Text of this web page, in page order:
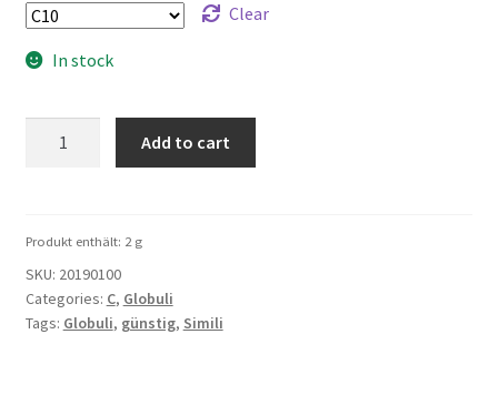
Clear
In stock
Add to cart
Produkt enthält: 2 g
SKU: 20190100
Categories: C, Globuli
Tags: Globuli, günstig, Simili